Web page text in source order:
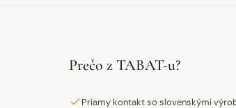
Prečo z TABAT-u?
Priamy kontakt so slovenskými